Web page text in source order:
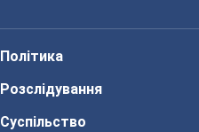
Політика
Розслідування
Суспільство